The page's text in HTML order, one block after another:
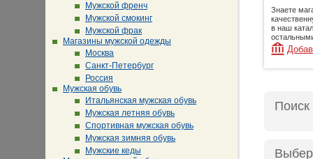
Мужской френч
Мужской смокинг
Мужской фрак
Магазины мужской одежды
Москва
Санкт-Петербург
Россия
Мужская обувь
Итальянская мужская обувь
Мужская летняя обувь
Спортивная мужская обувь
Мужская зимняя обувь
Мужские кеды
Знаете
в наш
Поиск